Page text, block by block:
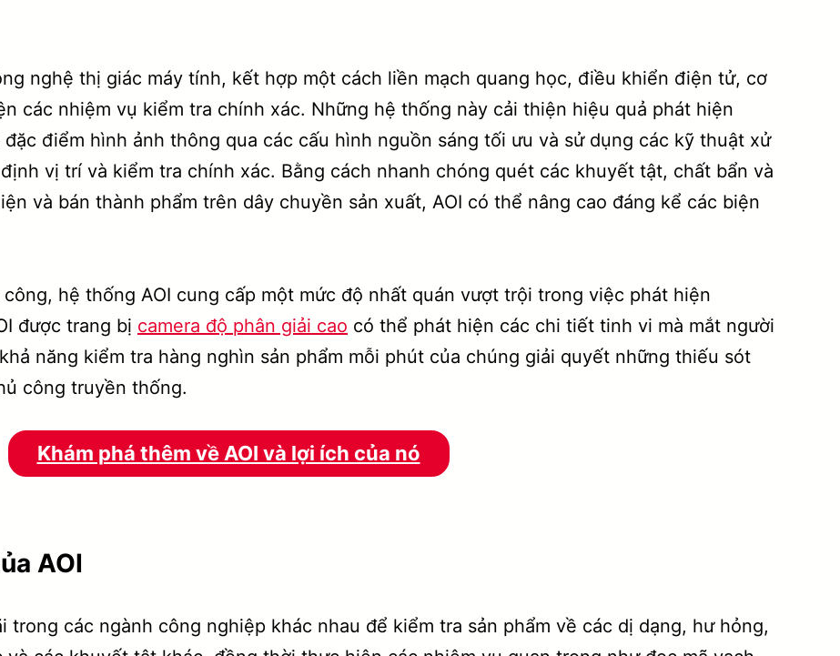
nghệ thị giác máy tính, kết hợp một cách liền mạch quang học, điều khiển điện tử, cơ
các nhiệm vụ kiểm tra chính xác. Những hệ thống này cải thiện hiệu quả phát hiện
điểm hình ảnh thông qua các cấu hình nguồn sáng tối ưu và sử dụng các kỹ thuật xử
vị trí và kiểm tra chính xác. Bằng cách nhanh chóng quét các khuyết tật, chất bẩn và
và bán thành phẩm trên dây chuyền sản xuất, AOI có thể nâng cao đáng kể các biện
hệ thống AOI cung cấp một mức độ nhất quán vượt trội trong việc phát hiện
được trang bị camera độ phân giải cao có thể phát hiện các chi tiết tinh vi mà mắt người
năng kiểm tra hàng nghìn sản phẩm mỗi phút của chúng giải quyết những thiếu sót
công truyền thống.
Khám phá thêm về AOI và lợi ích của nó
AOI
trong các ngành công nghiệp khác nhau để kiểm tra sản phẩm về các dị dạng, hư hỏng,